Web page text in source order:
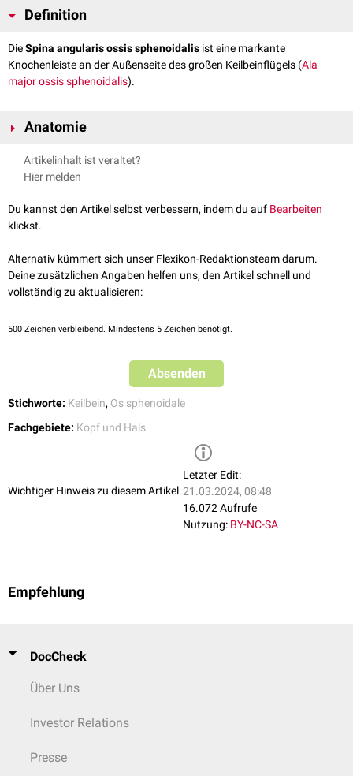
Definition
DieSpina angularis ossis sphenoidalis ist eine markante
Knochenleiste an der Außenseite des großen Keilbeinflügels (Ala
major ossis sphenoidalis).
Anatomie
Die Spina angularis dient als Ansatz des
sphenomandibulare
Spina sieht man häufig eine kleine Einbuchtung für die Chorda tympani
Artikelinhalt ist veraltet?
Hier melden
Du kannst den Artikel selbst verbessern, indem du auf Bearbeiten
klickst.
Alternativ kümmert sich unser Flexikon-Redaktionsteam darum.
Deine zusätzlichen Angaben helfen uns, den Artikel schnell und
vollständig zu aktualisieren:
500 Zeichen verbleibend. Mindestens 5 Zeichen benötigt.
Absenden
Stichworte: Keilbein, Os sphenoidale
Fachgebiete: Kopf und Hals
Wichtiger Hinweis zu diesem Artikel
Letzter Edit:
21.03.2024, 08:48
16.072 Aufrufe
Nutzung: BY-NC-SA
Empfehlung
DocCheck
Über Uns
Investor Relations
Presse